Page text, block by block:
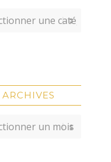
ARCHIVES